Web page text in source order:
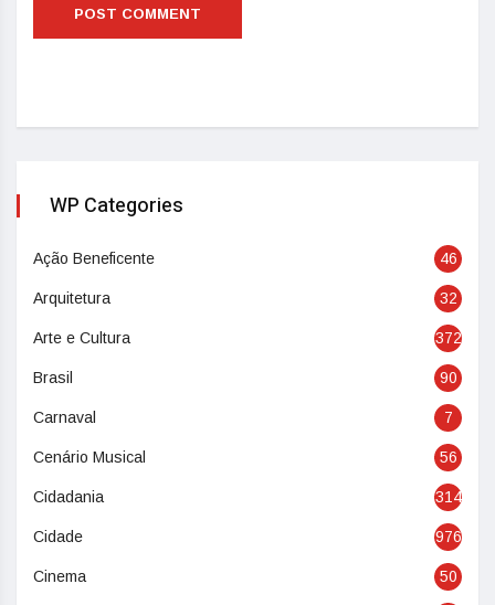
WP Categories
Ação Beneficente 46
Arquitetura 32
Arte e Cultura 372
Brasil 90
Carnaval 7
Cenário Musical 56
Cidadania 314
Cidade 976
Cinema 50